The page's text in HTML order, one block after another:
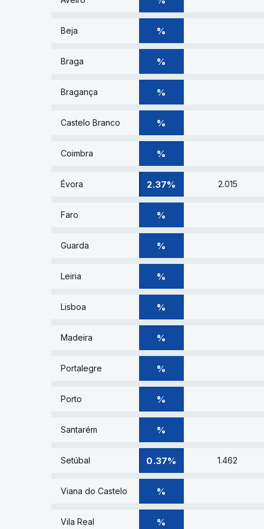
Beja %
Braga %
Bragança %
Castelo Branco %
Coimbra %
Évora 2.37% 2.015
Faro %
Guarda %
Leiria %
Lisboa %
Madeira %
Portalegre %
Porto %
Santarém %
Setúbal 0.37% 1.462
Viana do Castelo %
Vila Real %